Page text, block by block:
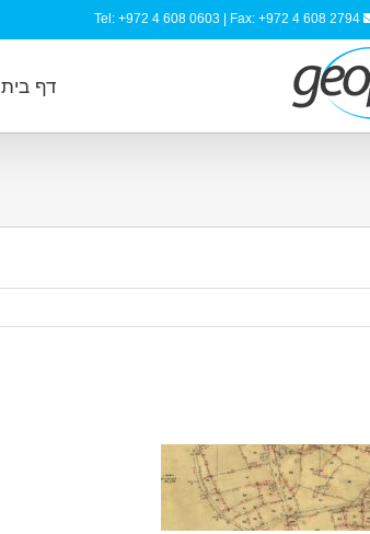
Tel: +972 4 608 0603 | Fax: +972 4 608 2794
דף בית